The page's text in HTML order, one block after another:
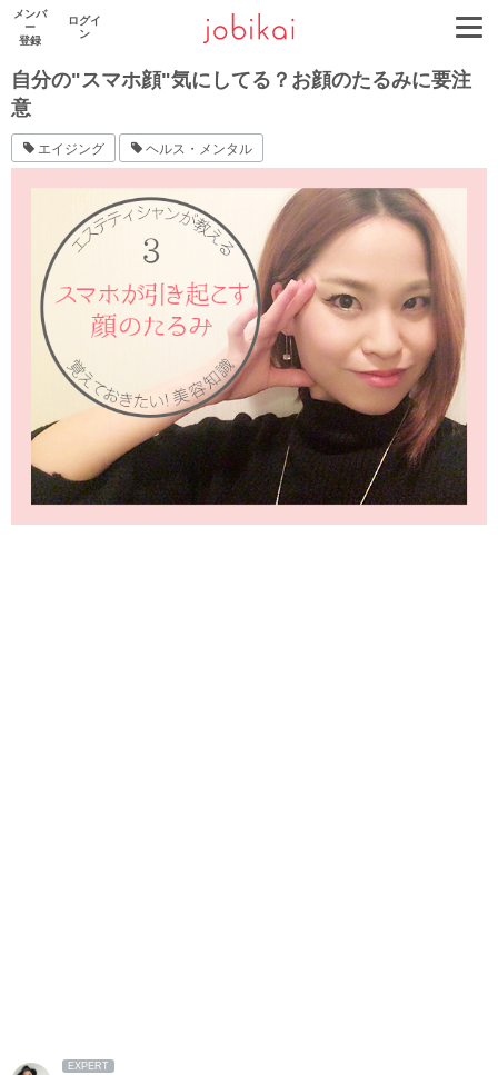
メンバ
ー
登録
ログイ
ン
自分の"スマホ顔"気にしてる？お顔のたるみに要注
意
エイジング ヘルス・メンタル
EXPERT